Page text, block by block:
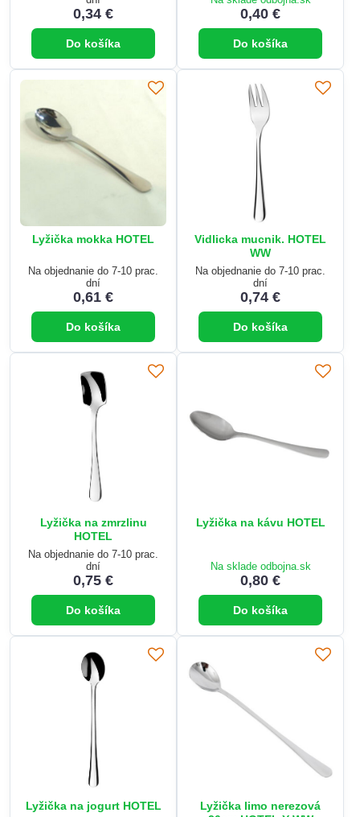
0,34 €
Do košíka
0,40 €
Do košíka
Lyžička mokka HOTEL
Na objednanie do 7-10 prac.
dní
0,61 €
Do košíka
Vidlicka mucnik. HOTEL
WW
Na objednanie do 7-10 prac.
dní
0,74 €
Do košíka
Lyžička na zmrzlinu
HOTEL
Na objednanie do 7-10 prac.
dní
0,75 €
Do košíka
Lyžička na kávu HOTEL
Na sklade odbojna.sk
0,80 €
Do košíka
Lyžička na jogurt HOTEL
Lyžička limo nerezová